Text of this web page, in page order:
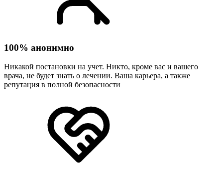
100% анонимно
Никакой постановки на учет. Никто, кроме вас и вашего
врача, не будет знать о лечении. Ваша карьера, а также
репутация в полной безопасности